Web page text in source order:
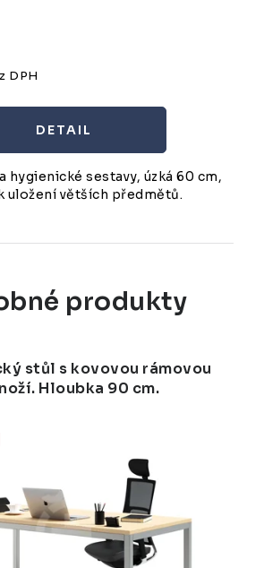
DPH
hygienické sestavy, úzká 60 cm,
uložení větších předmětů.
produkty
stůl s kovovou rámovou
Hloubka 90 cm.